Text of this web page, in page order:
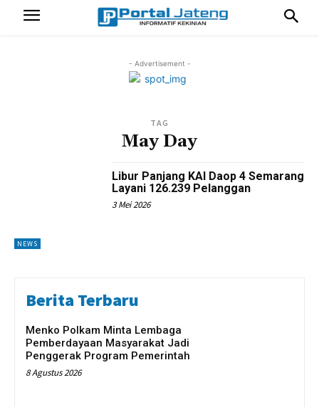
- Advertisement -
TAG
May Day
NEWS
Libur Panjang KAI Daop 4 Semarang
Layani 126.239 Pelanggan
3 Mei 2026
Berita Terbaru
Menko Polkam Minta Lembaga
Pemberdayaan Masyarakat Jadi
Penggerak Program Pemerintah
8 Agustus 2026